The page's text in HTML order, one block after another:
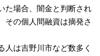
た場合、闇金と判断され
その個人間融資は摘発さ
人は吉野川市など数多く